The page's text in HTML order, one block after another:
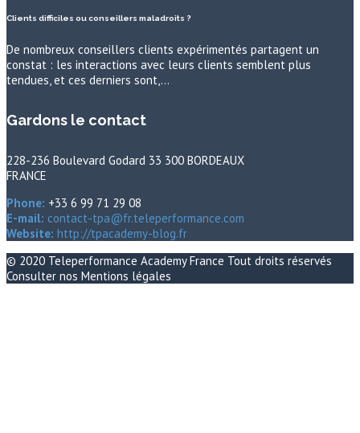
Clients difficiles ou conseillers maladroits ?
De nombreux conseillers clients expérimentés partagent un
constat : les interactions avec leurs clients semblent plus
tendues, et ces derniers sont,…
Gardons le contact
228-236 Boulevard Godard 33 300 BORDEAUX
FRANCE
Phone: +33 6 99 71 29 08
E-mail: contact-tpa@fr.teleperformance.com
Website: http://tpacademy-blog.fr
© 2020 Teleperformance Academy France Tout droits réservés
Consulter nos Mentions légales